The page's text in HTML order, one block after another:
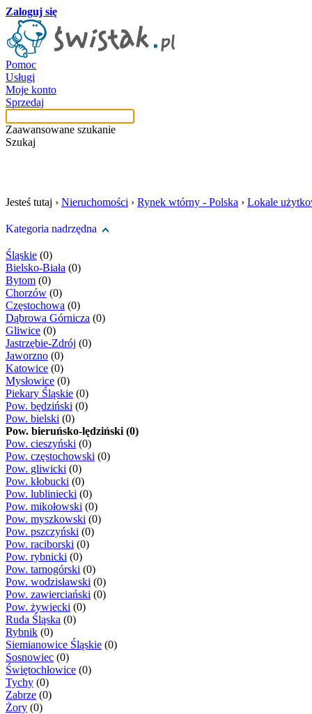
Zaloguj się
Pomoc
Usługi
Moje konto
Sprzedaj
Zaawansowane szukanie
Szukaj
Jesteś tutaj › Nieruchomości › Rynek wtórny - Polska › Lokale
Kategoria nadrzędna
Śląskie (0)
Bielsko-Biała (0)
Bytom (0)
Chorzów (0)
Częstochowa (0)
Dąbrowa Górnicza (0)
Gliwice (0)
Jastrzębie-Zdrój (0)
Jaworzno (0)
Katowice (0)
Mysłowice (0)
Piekary Śląskie (0)
Pow. będziński (0)
Pow. bielski (0)
Pow. bieruńsko-lędziński (0)
Pow. cieszyński (0)
Pow. częstochowski (0)
Pow. gliwicki (0)
Pow. kłobucki (0)
Pow. lubliniecki (0)
Pow. mikołowski (0)
Pow. myszkowski (0)
Pow. pszczyński (0)
Pow. raciborski (0)
Pow. rybnicki (0)
Pow. tarnogórski (0)
Pow. wodzisławski (0)
Pow. zawierciański (0)
Pow. żywiecki (0)
Ruda Śląska (0)
Rybnik (0)
Siemianowice Śląskie (0)
Sosnowiec (0)
Świętochłowice (0)
Tychy (0)
Zabrze (0)
Żory (0)